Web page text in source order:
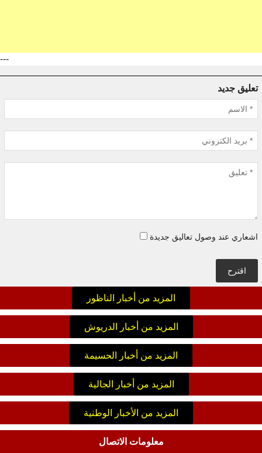
---
تعليق جديد
اشعاري عند وصول تعاليق جديدة
اقترح
المزيد من أخبار الناظور
المزيد من أخبار الدريوش
المزيد من أخبار الحسيمة
المزيد من أخبار الجالية
المزيد من الأخبار الوطنية
معلومات الاتصال